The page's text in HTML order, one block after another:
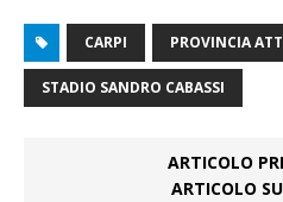
CARPI PROVINCIA
STADIO SANDRO CABASSI
ARTICOLO
ARTICOLO